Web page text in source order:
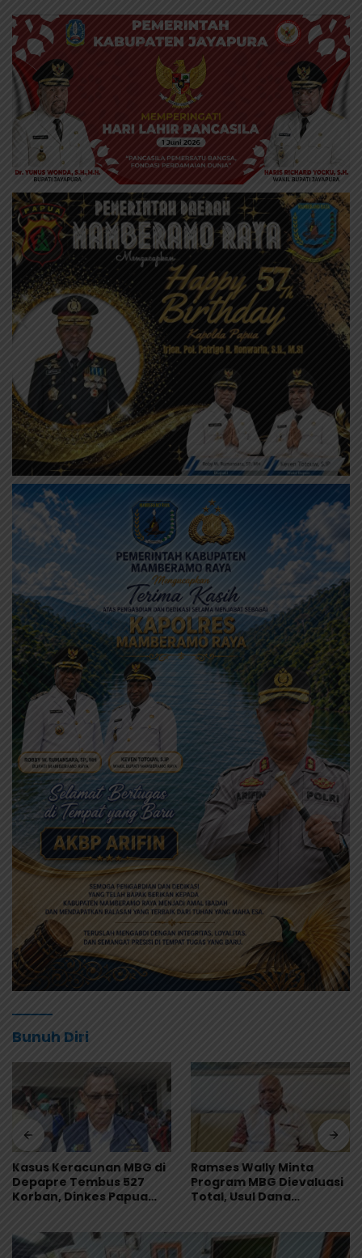
Bunuh Diri
Kasus Keracunan MBG di
Depapre Tembus 527
Korban, Dinkes Papua
Ramses Wally Minta
Program MBG Dievaluasi
Total, Usul Dana